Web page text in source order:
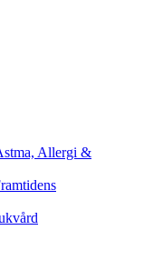
Allergi &